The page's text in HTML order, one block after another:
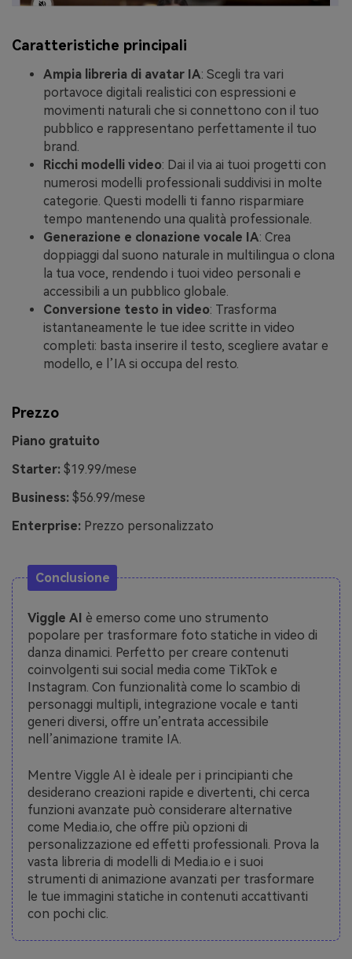
Caratteristiche principali
Ampia libreria di avatar IA: Scegli tra vari
portavoce digitali realistici con espressioni e
movimenti naturali che si connettono con il tuo
pubblico e rappresentano perfettamente il tuo
brand.
Ricchi modelli video: Dai il via ai tuoi progetti con
numerosi modelli professionali suddivisi in molte
categorie. Questi modelli ti fanno risparmiare
tempo mantenendo una qualità professionale.
Generazione e clonazione vocale IA: Crea
doppiaggi dal suono naturale in multilingua o clona
la tua voce, rendendo i tuoi video personali e
accessibili a un pubblico globale.
Conversione testo in video: Trasforma
istantaneamente le tue idee scritte in video
completi: basta inserire il testo, scegliere avatar e
modello, e l’IA si occupa del resto.
Prezzo
Piano gratuito
Starter: $19.99/mese
Business: $56.99/mese
Enterprise: Prezzo personalizzato
Conclusione
Viggle AI è emerso come uno strumento
popolare per trasformare foto statiche in video di
danza dinamici. Perfetto per creare contenuti
coinvolgenti sui social media come TikTok e
Instagram. Con funzionalità come lo scambio di
personaggi multipli, integrazione vocale e tanti
generi diversi, offre un’entrata accessibile
nell’animazione tramite IA.
Mentre Viggle AI è ideale per i principianti che
desiderano creazioni rapide e divertenti, chi cerca
funzioni avanzate può considerare alternative
come Media.io, che offre più opzioni di
personalizzazione ed effetti professionali. Prova la
vasta libreria di modelli di Media.io e i suoi
strumenti di animazione avanzati per trasformare
le tue immagini statiche in contenuti accattivanti
con pochi clic.